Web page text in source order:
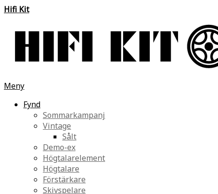
Hifi Kit
Meny
Fynd
Sommarkampanj
Vintage
Sålt
Demo-ex
Högtalarelement
Högtalare
Förstärkare
Skivspelare